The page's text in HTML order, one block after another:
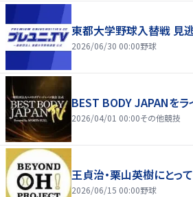
東都大学野球入替戦 見
2026/06/30 00:00野球
BEST BODY JAPANをラ
2026/04/01 00:00その他競技
王貞治・栗山英樹にとっ
2026/06/15 00:00野球